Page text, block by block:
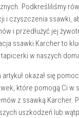
Podkreśliliśmy
i czyszczenia ssawki,
i przedłużyć jej
ssawki Karcher to
w naszych
okazał się
które pomogą Ci w
z ssawką Karcher.
uszkodzeń lub